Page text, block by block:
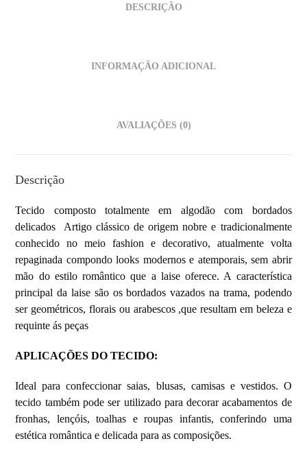
DESCRIÇÃO
INFORMAÇÃO ADICIONAL
AVALIAÇÕES (0)
Descrição
Tecido composto totalmente em algodão com bordados
delicados Artigo clássico de origem nobre e tradicionalmente
conhecido no meio fashion e decorativo, atualmente volta
repaginada compondo looks modernos e atemporais, sem abrir
mão do estilo romântico que a laise oferece. A característica
principal da laise são os bordados vazados na trama, podendo
ser geométricos, florais ou arabescos ,que resultam em beleza e
requinte ás peças
APLICAÇÕES DO TECIDO:
Ideal para confeccionar saias, blusas, camisas e vestidos. O
tecido também pode ser utilizado para decorar acabamentos de
fronhas, lençóis, toalhas e roupas infantis, conferindo uma
estética romântica e delicada para as composições.